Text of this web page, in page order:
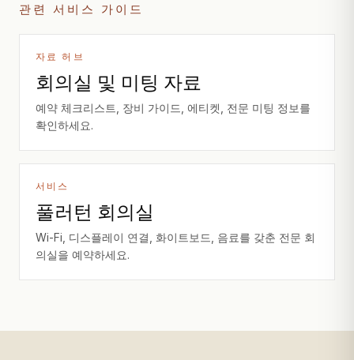
관련 서비스 가이드
자료 허브
회의실 및 미팅 자료
예약 체크리스트, 장비 가이드, 에티켓, 전문 미팅 정보를
확인하세요.
서비스
풀러턴 회의실
Wi-Fi, 디스플레이 연결, 화이트보드, 음료를 갖춘 전문 회
의실을 예약하세요.